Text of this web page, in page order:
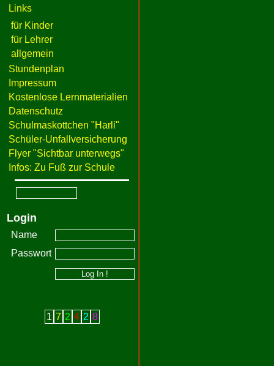
Links
für Kinder
für Lehrer
allgemein
Stundenplan
Impressum
Kostenlose Lernmaterialien
Datenschutz
Schulmaskottchen "Harli"
Schüler-Unfallversicherung
Flyer "Sichtbar unterwegs"
Infos: Zu Fuß zur Schule
Login
Name
Passwort
1 7 2 4 2 8